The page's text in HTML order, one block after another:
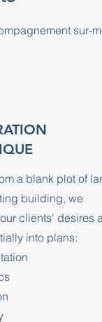
sur-
a blank plot of
building, we
clients' desires
into plans: